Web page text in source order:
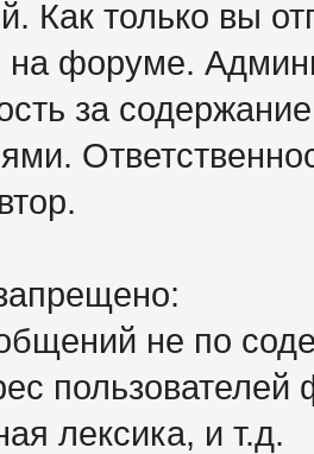
Как только вы
на форуме.
за
не по
лексика, и т.д.